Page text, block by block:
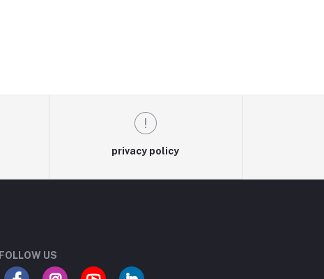
privacy policy
FOLLOW US